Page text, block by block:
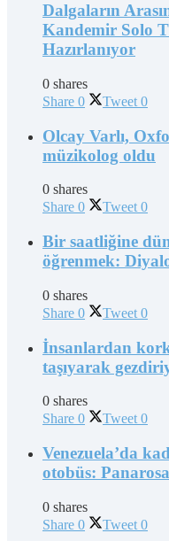
Dalgaların
Kandemir Solo
Hazırlanıyor
0 shares
Share 0 Tweet 0
Olcay Varlı,
müzikolog oldu
0 shares
Share 0 Tweet 0
Bir saatliğine
öğrenmek:
0 shares
Share 0 Tweet 0
İnsanlardan
taşıyarak
0 shares
Share 0 Tweet 0
Venezuela’da
otobüs: Panarosa
0 shares
Share 0 Tweet 0